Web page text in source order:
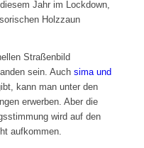
Jahr im Lockdown,
Holzzaun
Straßenbild
sein. Auch sima und
kann man unter den
erwerben. Aber die
wird auf den
aufkommen.